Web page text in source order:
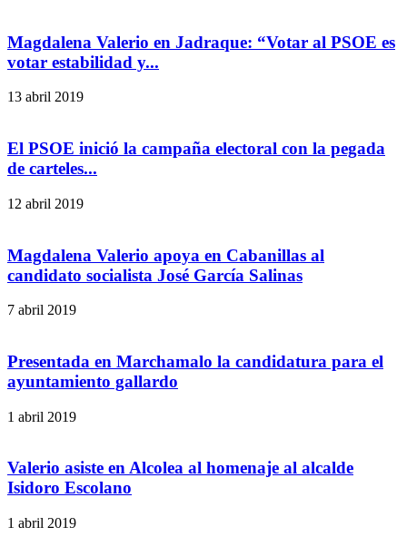
Magdalena Valerio en Jadraque: “Votar al PSOE es
votar estabilidad y...
13 abril 2019
El PSOE inició la campaña electoral con la pegada
de carteles...
12 abril 2019
Magdalena Valerio apoya en Cabanillas al
candidato socialista José García Salinas
7 abril 2019
Presentada en Marchamalo la candidatura para el
ayuntamiento gallardo
1 abril 2019
Valerio asiste en Alcolea al homenaje al alcalde
Isidoro Escolano
1 abril 2019